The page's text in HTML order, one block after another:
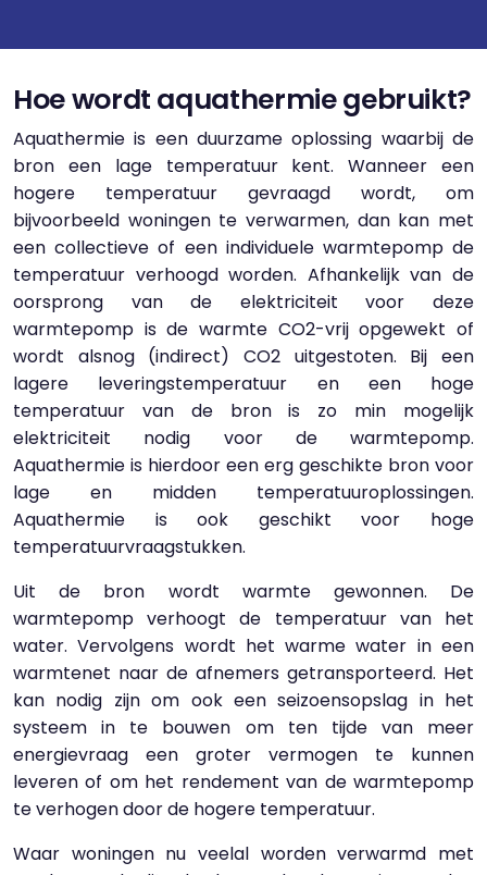
Hoe wordt aquathermie gebruikt?
Aquathermie is een duurzame oplossing waarbij de
bron een lage temperatuur kent. Wanneer een
hogere temperatuur gevraagd wordt, om
bijvoorbeeld woningen te verwarmen, dan kan met
een collectieve of een individuele warmtepomp de
temperatuur verhoogd worden. Afhankelijk van de
oorsprong van de elektriciteit voor deze
warmtepomp is de warmte CO2-vrij opgewekt of
wordt alsnog (indirect) CO2 uitgestoten. Bij een
lagere leveringstemperatuur en een hoge
temperatuur van de bron is zo min mogelijk
elektriciteit nodig voor de warmtepomp.
Aquathermie is hierdoor een erg geschikte bron voor
lage en midden temperatuuroplossingen.
Aquathermie is ook geschikt voor hoge
temperatuurvraagstukken.
Uit de bron wordt warmte gewonnen. De
warmtepomp verhoogt de temperatuur van het
water. Vervolgens wordt het warme water in een
warmtenet naar de afnemers getransporteerd. Het
kan nodig zijn om ook een seizoensopslag in het
systeem in te bouwen om ten tijde van meer
energievraag een groter vermogen te kunnen
leveren of om het rendement van de warmtepomp
te verhogen door de hogere temperatuur.
Waar woningen nu veelal worden verwarmd met